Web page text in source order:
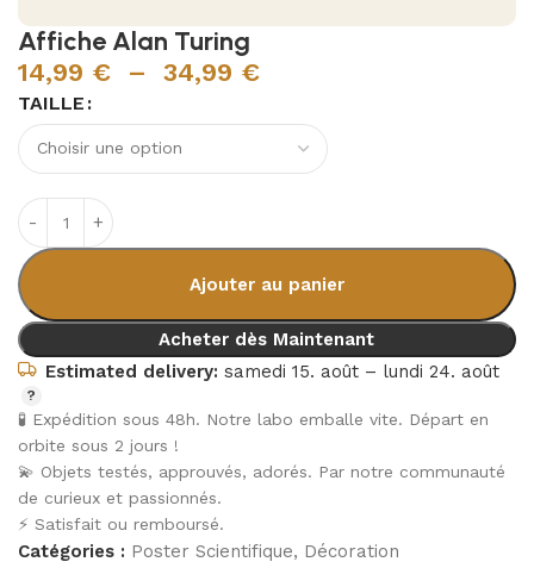
Affiche Alan Turing
14,99 € – 34,99 €
TAILLE
Ajouter au panier
Acheter dès Maintenant
Estimated delivery: samedi 15. août – lundi 24. août
🧪 Expédition sous 48h. Notre labo emballe vite. Départ en
orbite sous 2 jours !
💫 Objets testés, approuvés, adorés. Par notre communauté
de curieux et passionnés.
⚡ Satisfait ou remboursé.
Catégories : Poster Scientifique, Décoration